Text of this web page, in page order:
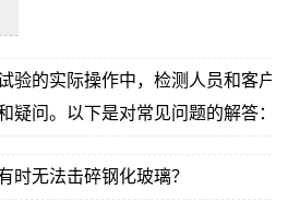
验的实际操作中，检测人员和客户
疑问。以下是对常见问题的解答：
时无法击碎钢化玻璃？